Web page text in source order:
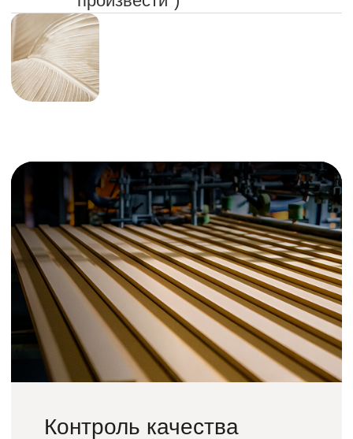
или чертеж. Наш конструктор бесплатно
проверит его жизнеспособность,
подскажет узлы для грамотной экономии
и рассчитает стоимость реализации.
+7